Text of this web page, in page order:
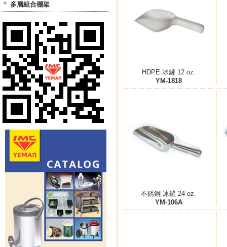
多層組合棚架
HDPE 冰鏟 12 oz.
YM-1818
不銹鋼 冰鏟 24 oz.
YM-106A